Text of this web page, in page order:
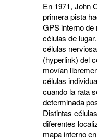
En 1971, John
primera pista
GPS interno de
células de
células
(hyperlink) del
movían
células
cuando la rata
determinada
Distintas
diferentes
mapa interno